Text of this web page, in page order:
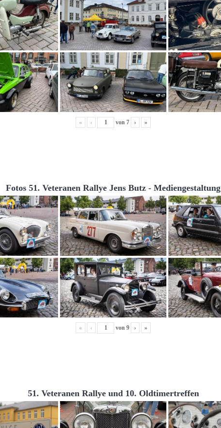
« ‹ von 7 › »
Fotos 51. Veteranen Rallye Jens Butz - Mediengestaltung
« ‹ von 9 › »
51. Veteranen Rallye und 10. Oldtimertreffen